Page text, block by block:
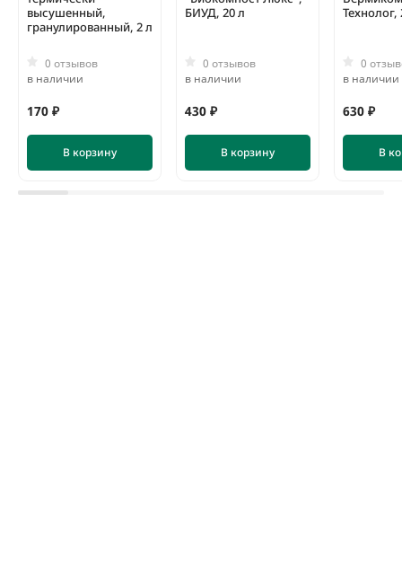
высушенный,
гранулированный, 2 л
0 отзывов
в наличии
170 ₽
В корзину
БИУД, 20 л
0 отзывов
в наличии
430 ₽
В корзину
Технолог,
0
в наличии
630 ₽
В